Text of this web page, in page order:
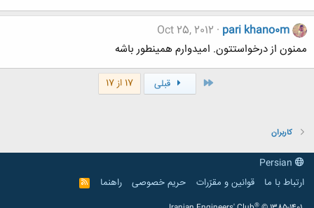
pari khano0m
Oct 25, 2012
ممنون از درخواستتون. امیدوارم همینطور باشه
اول قبلی 17 از 17
کاربران
ارتباط با ما
قوانین و مقرّرات حریم خصوصی راهنما
R
S
®